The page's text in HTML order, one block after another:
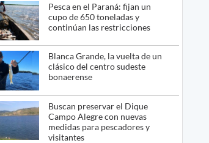
Pesca en el Paraná: fijan un
cupo de 650 toneladas y
continúan las restricciones
Blanca Grande, la vuelta de un
clásico del centro sudeste
bonaerense
Buscan preservar el Dique
Campo Alegre con nuevas
medidas para pescadores y
visitantes